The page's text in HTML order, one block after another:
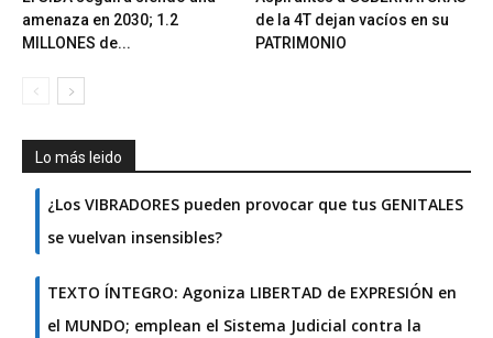
amenaza en 2030; 1.2
MILLONES de...
de la 4T dejan vacíos en su
PATRIMONIO
Lo más leido
¿Los VIBRADORES pueden provocar que tus GENITALES
se vuelvan insensibles?
TEXTO ÍNTEGRO: Agoniza LIBERTAD de EXPRESIÓN en
el MUNDO; emplean el Sistema Judicial contra la